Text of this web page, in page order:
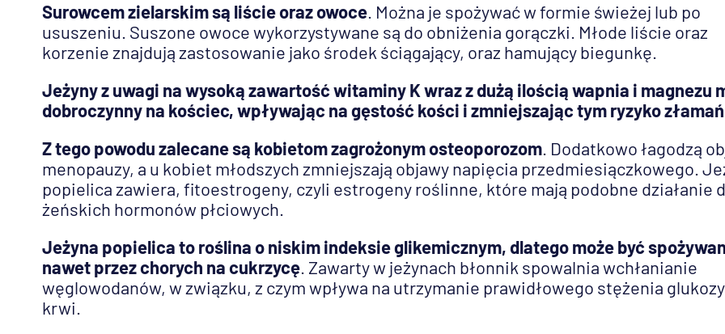
Surowcem zielarskim są liście oraz owoce . Można je spożywać w formie świeżej lub po
ususzeniu. Suszone owoce wykorzystywane są do obniżenia gorączki. Młode liście oraz
korzenie znajdują zastosowanie jako środek ściągający, oraz hamujący biegunkę.
Jeżyny z uwagi na wysoką zawartość witaminy K wraz z dużą ilością wapnia i magnezu
dobroczynny na kościec, wpływając na gęstość kości i zmniejszając tym ryzyko złamań
Z tego powodu zalecane są kobietom zagrożonym osteoporozom . Dodatkowo łagodzą
menopauzy, a u kobiet młodszych zmniejszają objawy napięcia przedmiesiączkowego.
popielica zawiera, fitoestrogeny, czyli estrogeny roślinne, które mają podobne działanie
żeńskich hormonów płciowych.
Jeżyna popielica to roślina o niskim indeksie glikemicznym, dlatego może być
nawet przez chorych na cukrzycę . Zawarty w jeżynach błonnik spowalnia wchłanianie
węglowodanów, w związku, z czym wpływa na utrzymanie prawidłowego stężenia
krwi.